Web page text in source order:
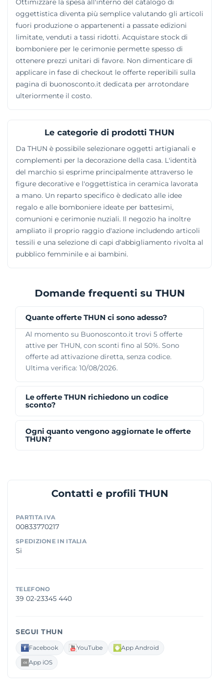
oggettistica diventa più semplice valutando gli articoli
fuori produzione o appartenenti a passate edizioni
limitate, venduti a tassi ridotti. Acquistare stock di
bomboniere per le cerimonie permette spesso di
ottenere prezzi unitari di favore. Non dimenticare di
applicare in fase di checkout le offerte reperibili sulla
pagina di buonosconto.it dedicata per arrotondare
ulteriormente il costo.
Le categorie di prodotti THUN
Da THUN è possibile selezionare oggetti artigianali e
complementi per la decorazione della casa. L'identità
del marchio si esprime principalmente attraverso le
figure decorative e l'oggettistica in ceramica lavorata
a mano. Un reparto specifico è dedicato alle idee
regalo e alle bomboniere ideate per battesimi,
comunioni e cerimonie nuziali. Il negozio ha inoltre
ampliato il proprio raggio d'azione includendo articoli
tessili e una selezione di capi d'abbigliamento rivolta al
pubblico femminile e ai bambini.
Domande frequenti su THUN
Quante offerte THUN ci sono adesso?
Al momento su Buonosconto.it trovi 5 offerte
attive per THUN, con sconti fino al 50%. Sono
offerte ad attivazione diretta, senza codice.
Ultima verifica: 10/08/2026.
Le offerte THUN richiedono un codice
sconto?
Ogni quanto vengono aggiornate le offerte
THUN?
Contatti e profili THUN
PARTITA IVA
00833770217
SPEDIZIONE IN ITALIA
Si
TELEFONO
39 02-23345 440
SEGUI THUN
Facebook YouTube
App Android
App iOS